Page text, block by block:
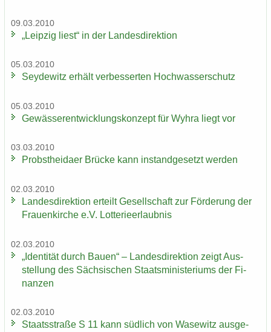
09.03.2010
„Leip­zig liest“ in der Lan­des­di­rek­ti­on
05.03.2010
Sey­de­witz er­hält ver­bes­ser­ten Hoch­was­ser­schutz
05.03.2010
Ge­wäs­ser­ent­wick­lungs­kon­zept für Wyhra liegt vor
03.03.2010
Probst­hei­da­er Brü­cke kann in­stand­ge­setzt wer­den
02.03.2010
Lan­des­di­rek­ti­on er­teilt Ge­sell­schaft zur För­de­rung der
Frau­en­kir­che e.V. Lot­te­rie­er­laub­nis
02.03.2010
„Iden­ti­tät durch Bauen“ – Lan­des­di­rek­ti­on zeigt Aus­
stel­lung des Säch­si­schen Staats­mi­nis­te­ri­ums der Fi­
nan­zen
02.03.2010
Staats­stra­ße S 11 kann süd­lich von Wase­witz aus­ge­